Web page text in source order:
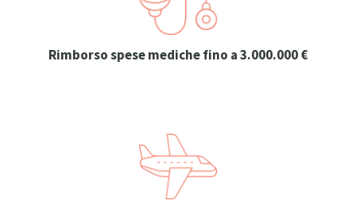
Rimborso spese mediche fino a 3.000.000 €